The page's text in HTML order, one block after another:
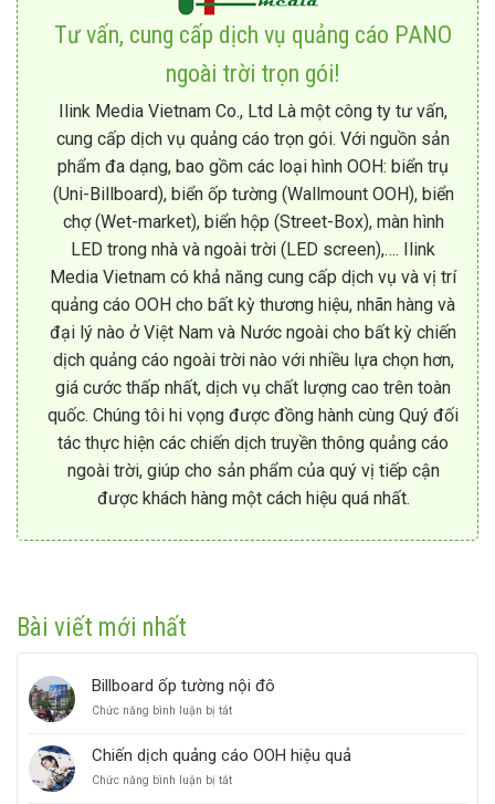
Tư vấn, cung cấp dịch vụ quảng cáo PANO
ngoài trời trọn gói!
Ilink Media Vietnam Co., Ltd Là một công ty tư vấn,
cung cấp dịch vụ quảng cáo trọn gói. Với nguồn sản
phẩm đa dạng, bao gồm các loại hình OOH: biển trụ
(Uni-Billboard), biển ốp tường (Wallmount OOH), biển
chợ (Wet-market), biển hộp (Street-Box), màn hình
LED trong nhà và ngoài trời (LED screen),…. Ilink
Media Vietnam có khả năng cung cấp dịch vụ và vị trí
quảng cáo OOH cho bất kỳ thương hiệu, nhãn hàng và
đại lý nào ở Việt Nam và Nước ngoài cho bất kỳ chiến
dịch quảng cáo ngoài trời nào với nhiều lựa chọn hơn,
giá cước thấp nhất, dịch vụ chất lượng cao trên toàn
quốc. Chúng tôi hi vọng được đồng hành cùng Quý đối
tác thực hiện các chiến dịch truyền thông quảng cáo
ngoài trời, giúp cho sản phẩm của quý vị tiếp cận
được khách hàng một cách hiệu quá nhất.
Bài viết mới nhất
Billboard ốp tường nội đô
Chức năng bình luận bị tắtở
tường
nội
Chiến dịch quảng cáo OOH hiệu quả
Chức năng bình luận bị tắtở